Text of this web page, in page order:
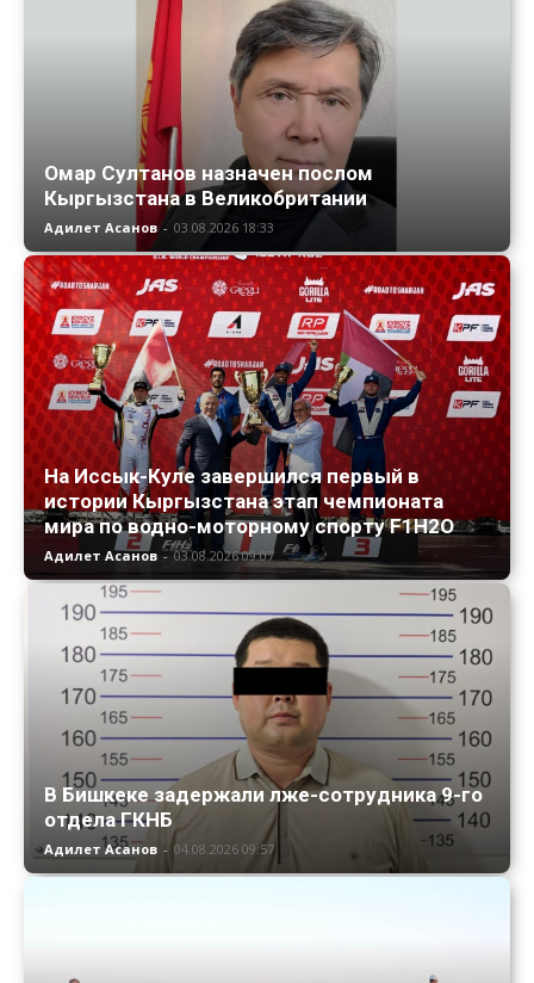
Омар Султанов назначен послом
Кыргызстана в Великобритании
Адилет Асанов - 03.08.2026 18:33
На Иссык-Куле завершился первый в
истории Кыргызстана этап чемпионата
мира по водно-моторному спорту F1H2O
Адилет Асанов - 03.08.2026 09:07
В Бишкеке задержали лже-сотрудника 9-го
отдела ГКНБ
Адилет Асанов - 04.08.2026 09:57